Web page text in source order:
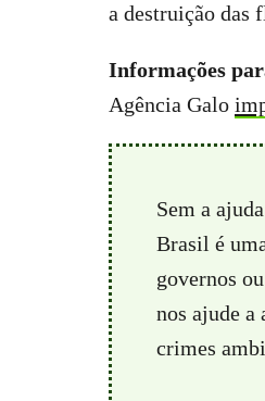
a destruição das
Informações
Agência Galo
Sem a
Brasil é
governos
nos ajude a
crimes